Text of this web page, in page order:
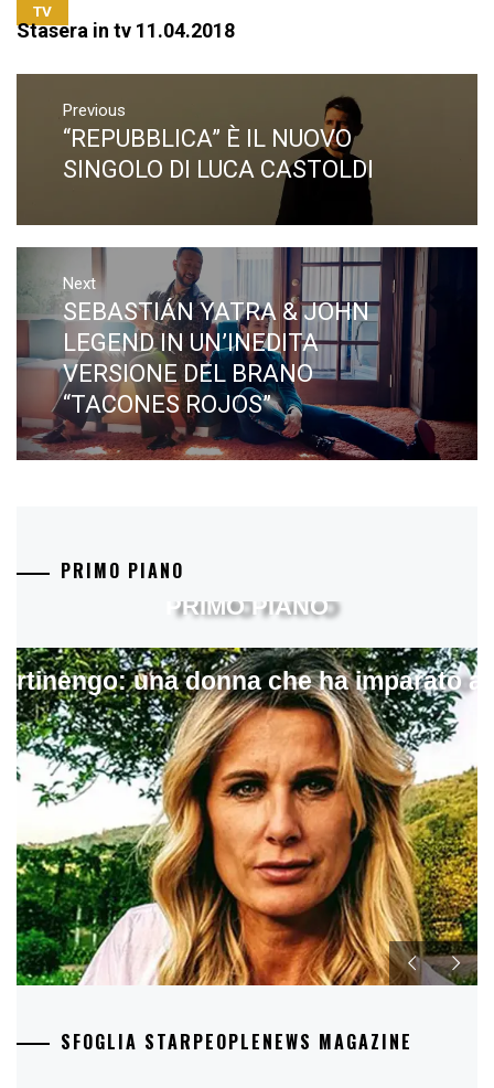
TV
Stasera in tv 11.04.2018
Navigazione
articoli
Previous
Previous
post:
“REPUBBLICA” È IL NUOVO
SINGOLO DI LUCA CASTOLDI
Next
Next
post:
SEBASTIÁN YATRA & JOHN
LEGEND IN UN’INEDITA
VERSIONE DEL BRANO
“TACONES ROJOS”
PRIMO PIANO
una donna che ha imparato a
PRIMO PIANO
SFOGLIA STARPEOPLENEWS MAGAZINE